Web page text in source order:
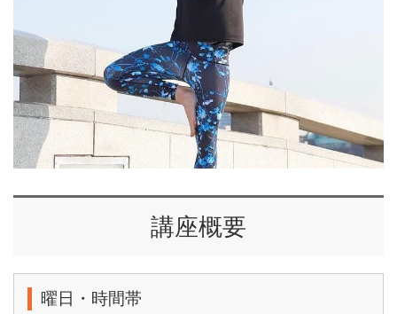
講座概要
曜日・時間帯